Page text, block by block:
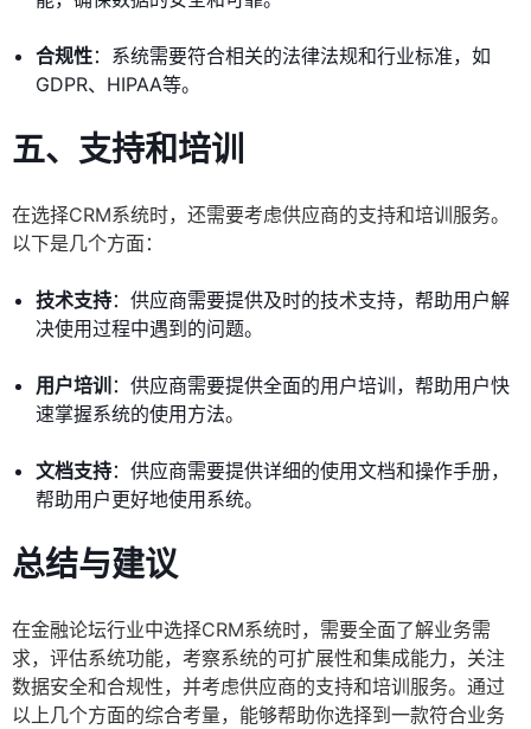
合规性：系统需要符合相关的法律法规和行业标准，如
GDPR、HIPAA等。
五、支持和培训
在选择CRM系统时，还需要考虑供应商的支持和培训服务。
以下是几个方面：
技术支持：供应商需要提供及时的技术支持，帮助用户解
决使用过程中遇到的问题。
用户培训 ：供应商需要提供全面的用户培训，帮助用户快
速掌握系统的使用方法。
文档支持：供应商需要提供详细的使用文档和操作手册，
帮助用户更好地使用系统。
总结与建议
在金融论坛行业中选择CRM系统时，需要全面了解业务需
求，评估系统功能，考察系统的可扩展性和集成能力，关注
数据安全和合规性，并考虑供应商的支持和培训服务。通过
以上几个方面的综合考量，能够帮助你选择到一款符合业务